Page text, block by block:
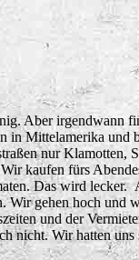
Aber irgendwann
in Mittelamerika und
nur Klamotten,
kaufen fürs
Das wird
gehen hoch und
und der
nicht. Wir hatten